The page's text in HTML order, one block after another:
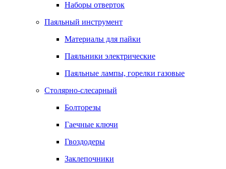
Наборы отверток
Паяльный инструмент
Материалы для пайки
Паяльники электрические
Паяльные лампы, горелки газовые
Столярно-слесарный
Болторезы
Гаечные ключи
Гвоздодеры
Заклепочники